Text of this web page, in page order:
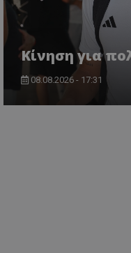
Κίνηση για
08.08.2026 - 17:31